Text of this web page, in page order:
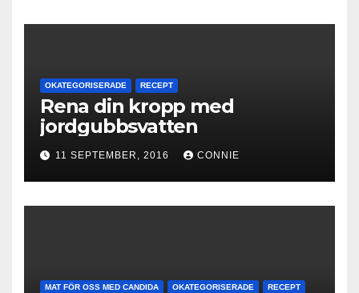
OKATEGORISERADE RECEPT
Rena din kropp med
jordgubbsvatten
11 SEPTEMBER, 2016 CONNIE
MAT FÖR OSS MED CANDIDA OKATEGORISERADE RECEPT